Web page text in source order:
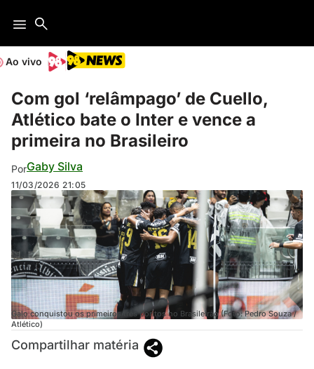
Ao vivo
Com gol ‘relâmpago’ de Cuello,
Atlético bate o Inter e vence a
primeira no Brasileiro
PorGaby Silva
11/03/2026 21:05
Galo conquistou os primeiros três pontos no Brasileirão (Foto: Pedro Souza /
Atlético)
Compartilhar matéria